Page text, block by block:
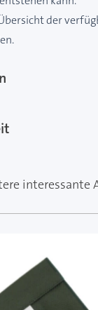
der
interessante
können
Karussell zu
Karussell-